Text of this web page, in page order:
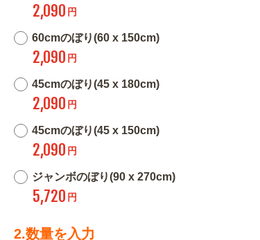
2,090 円
60cmのぼり(60 x 150cm)
2,090 円
45cmのぼり(45 x 180cm)
2,090 円
45cmのぼり(45 x 150cm)
2,090 円
ジャンボのぼり(90 x 270cm)
5,720 円
2.数量を入力